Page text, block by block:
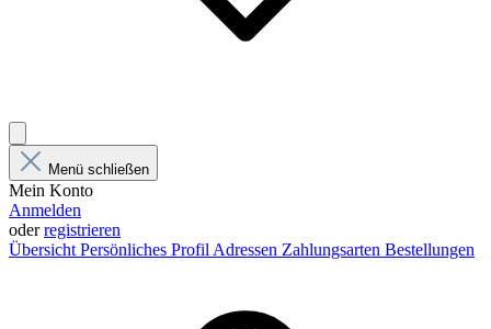
Menü schließen
Mein Konto
Anmelden
oderregistrieren
Übersicht Persönliches Profil Adressen Zahlungsarten Bestellungen